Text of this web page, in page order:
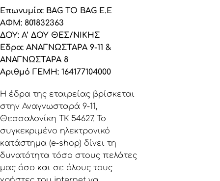
Επωνυμία: BAG TO BAG Ε.Ε
ΑΦΜ: 801832363
ΔΟΥ: Α’ ΔΟΥ ΘΕΣ/ΝΙΚΗΣ
Έδρα: ΑΝΑΓΝΩΣΤΑΡΑ 9-11 &
ΑΝΑΓΝΩΣΤΑΡΑ 8
Αριθμό ΓΕΜΗ: 164177104000
Η έδρα της εταιρείας βρίσκεται
στην Αναγνωσταρά 9-11,
Θεσσαλονίκη ΤΚ 54627. Το
συγκεκριμένο ηλεκτρονικό
κατάστημα (e-shop) δίνει τη
δυνατότητα τόσο στους πελάτες
μας όσο και σε όλους τους